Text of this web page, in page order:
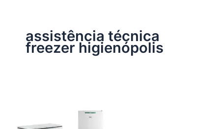
assistência técnica
freezer higienópolis